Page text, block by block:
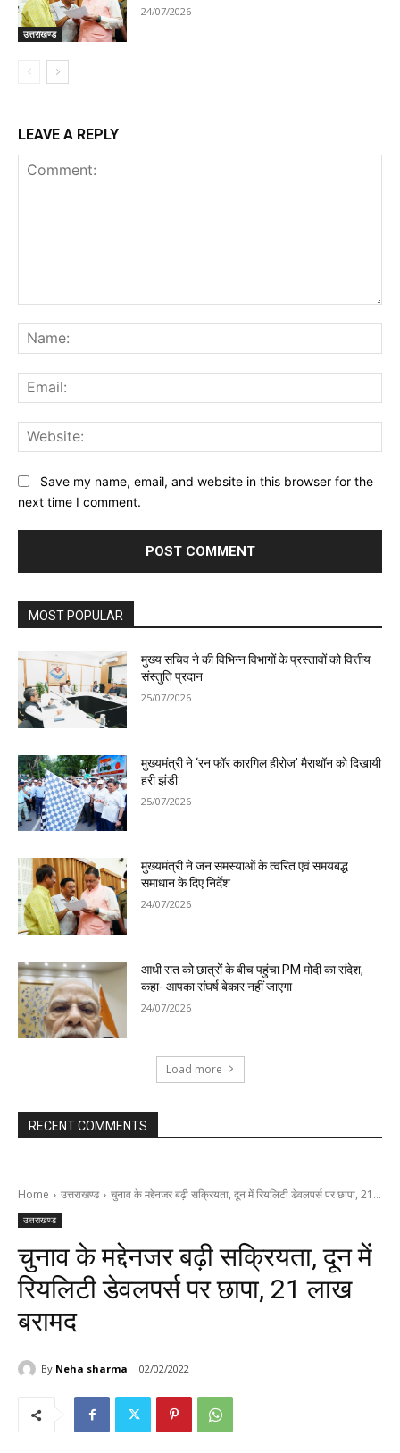
उत्तराखण्ड
24/07/2026
LEAVE A REPLY
Save my name, email, and website in this browser for the
next time I comment.
MOST POPULAR
मुख्य सचिव ने की विभिन्न विभागों के प्रस्तावों को वित्तीय
संस्तुति प्रदान
25/07/2026
मुख्यमंत्री ने ‘रन फॉर कारगिल हीरोज’ मैराथॉन को दिखायी
हरी झंडी
25/07/2026
मुख्यमंत्री ने जन समस्याओं के त्वरित एवं समयबद्ध
समाधान के दिए निर्देश
24/07/2026
आधी रात को छात्रों के बीच पहुंचा PM मोदी का संदेश,
कहा- आपका संघर्ष बेकार नहीं जाएगा
24/07/2026
Load more
RECENT COMMENTS